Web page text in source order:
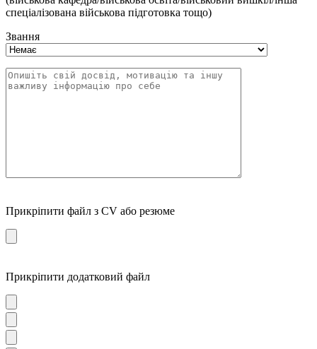
спеціалізована військова підготовка тощо)
Звання
Прикріпити файл з CV або резюме
Прикріпити додатковий файл